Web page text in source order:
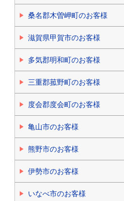
桑名郡木曽岬町のお客様
滋賀県甲賀市のお客様
多気郡明和町のお客様
三重郡菰野町のお客様
度会郡度会町のお客様
亀山市のお客様
熊野市のお客様
伊勢市のお客様
いなべ市のお客様